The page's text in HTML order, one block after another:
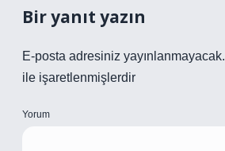
Bir yanıt yazın
E-posta adresiniz yayınlanmayacak.
ile işaretlenmişlerdir
Yorum